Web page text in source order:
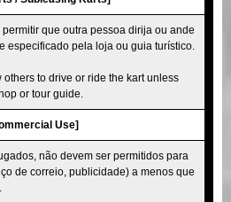
que outra pessoa dirija ou ande
especificado pela loja ou guia turístico.
others to drive or ride the kart unless
or tour guide.
Use]
não devem ser permitidos para
de correio, publicidade) a menos que